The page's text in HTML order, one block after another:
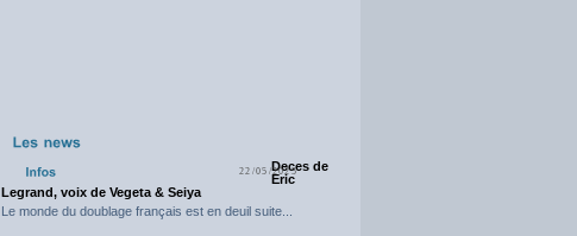
22/05/2025Deces de
Eric
Legrand, voix de Vegeta & Seiya
Le monde du doublage français est en deuil suite...